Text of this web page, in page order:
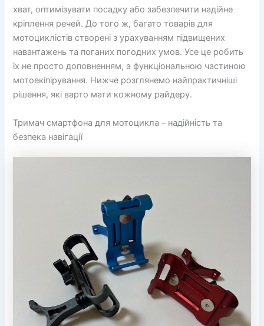
хват, оптимізувати посадку або забезпечити надійне
кріплення речей. До того ж, багато товарів для
мотоциклістів створені з урахуванням підвищених
навантажень та поганих погодних умов. Усе це робить
їх не просто доповненням, а функціональною частиною
мотоекіпірування. Нижче розглянемо найпрактичніші
рішення, які варто мати кожному райдеру.
Тримач смартфона для мотоцикла – надійність та
безпека навігації